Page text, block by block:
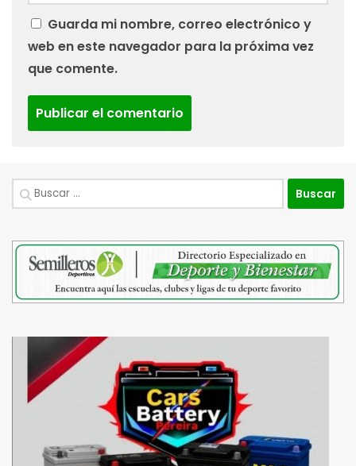
Guarda mi nombre, correo electrónico y
web en este navegador para la próxima vez
que comente.
Buscar: